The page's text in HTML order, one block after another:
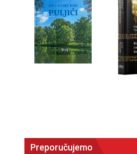
Preporučujemo